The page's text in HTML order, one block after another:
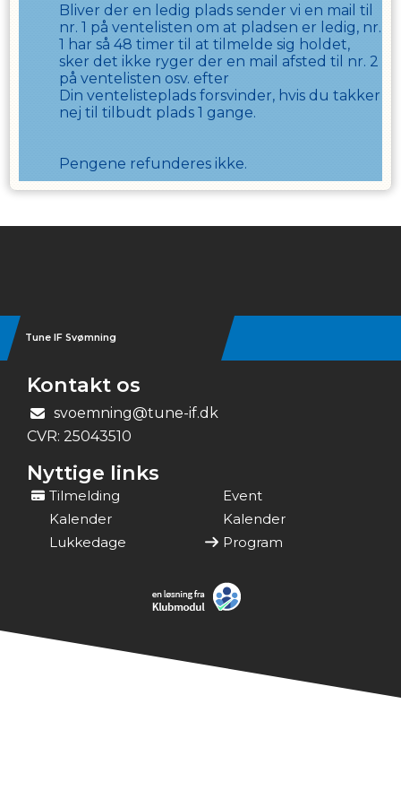
Bliver der en ledig plads sender vi en mail til
nr. 1 på ventelisten om at pladsen er ledig, nr.
1 har så 48 timer til at tilmelde sig holdet,
sker det ikke ryger der en mail afsted til nr. 2
på ventelisten osv. efter
Din ventelisteplads forsvinder, hvis du takker
nej til tilbudt plads 1 gange.
Pengene refunderes ikke.
Tune IF Svømning
Kontakt os
svoemning@tune-if.dk
CVR: 25043510
Nyttige links
Tilmelding
Event
Kalender
Kalender
Lukkedage
Program